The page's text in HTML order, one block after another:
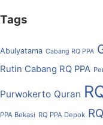
Tags
Abulyatama Cabang RQ PPA
Rutin Cabang RQ PPA
Purwokerto Quran
PPA Bekasi RQ PPA Depok